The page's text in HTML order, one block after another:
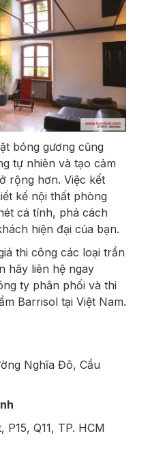
bóng gương cũng
tự nhiên và tạo cảm
rộng hơn. Việc kết
kế nội thất phòng
cá tính, phá cách
hiện đại của bạn.
thi công các loại trần
hãy liên hệ ngay
ty phân phối và thi
Barrisol tại Việt Nam.
Nghĩa Đô, Cầu
P15, Q11, TP. HCM